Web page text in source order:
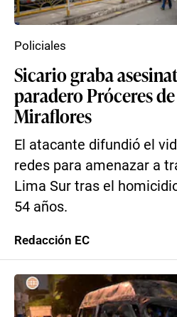
Sicario graba
paradero Próceres de
Miraflores
El atacante difundió el
redes para amenazar a
Lima Sur tras el
54 años.
Policiales
Redacción EC